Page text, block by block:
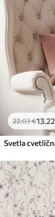
22.03€13.22